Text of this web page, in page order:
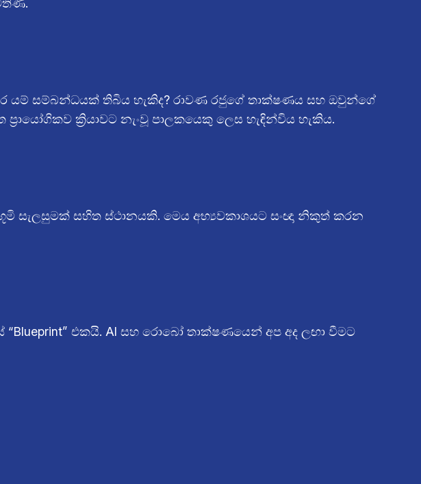
යම් සම්බන්ධයක් තිබිය හැකිද? රාවණ රජුගේ තාක්ෂණය සහ ඔවුන්ගේ
ක්‍රියාවට නැංවූ පාලකයෙකු ලෙස හැඳින්විය හැකිය.
සහිත ස්ථානයකි. මෙය අභ්‍යවකාශයට සංඥා නිකුත් කරන
එකයි. AI සහ රොබෝ තාක්ෂණයෙන් අප අද ලඟා වීමට